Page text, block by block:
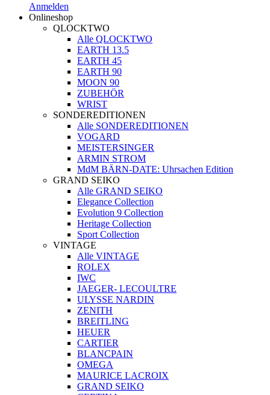
Anmelden
Onlineshop
QLOCKTWO
Alle QLOCKTWO
EARTH 13.5
EARTH 45
EARTH 90
MOON 90
ZUBEHÖR
WRIST
SONDEREDITIONEN
Alle SONDEREDITIONEN
VOGARD
MEISTERSINGER
ARMIN STROM
MdM BÄRN-DATE: Uhrsachen Edition
GRAND SEIKO
Alle GRAND SEIKO
Elegance Collection
Evolution 9 Collection
Heritage Collection
Sport Collection
VINTAGE
Alle VINTAGE
ROLEX
IWC
JAEGER- LECOULTRE
ULYSSE NARDIN
ZENITH
BREITLING
HEUER
CARTIER
BLANCPAIN
OMEGA
MAURICE LACROIX
GRAND SEIKO